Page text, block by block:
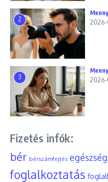
2
3
Fizetés infók:
bér bérszámfejtés
foglalkoztatás